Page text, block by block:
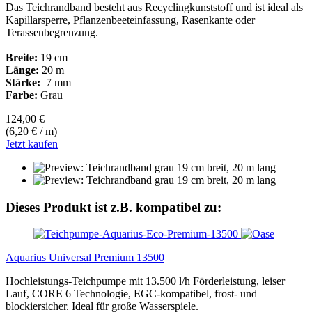
Das Teichrandband besteht aus Recyclingkunststoff und ist ideal als
Kapillarsperre, Pflanzenbeeteinfassung, Rasenkante oder
Terassenbegrenzung.
Breite: 19 cm
Länge: 20 m
Stärke: 7 mm
Farbe: Grau
124,00 €
(6,20 € / m)
Jetzt kaufen
Dieses Produkt ist z.B. kompatibel zu:
Aquarius Universal Premium 13500
Hochleistungs-Teichpumpe mit 13.500 l/h Förderleistung, leiser
Lauf, CORE 6 Technologie, EGC-kompatibel, frost- und
blockiersicher. Ideal für große Wasserspiele.